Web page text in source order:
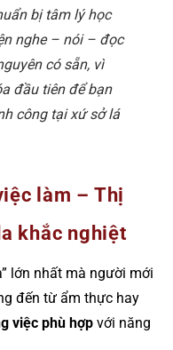
bị tâm lý học
nghe – nói – đọc
có sẵn, vì
đầu tiên để bạn
công tại xứ sở lá
làm – Thị
khắc nghiệt
lớn nhất mà người mới
đến từ ẩm thực hay
việc phù hợp với năng